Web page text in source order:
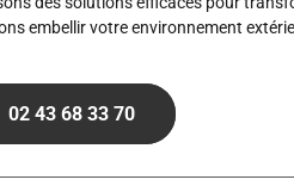
embellir votre environnement
02 43 68 33 70